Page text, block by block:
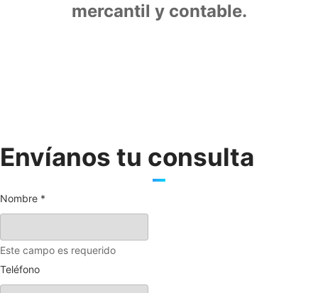
mercantil y contable.
Envíanos tu consulta
Nombre *
Este campo es requerido
Teléfono